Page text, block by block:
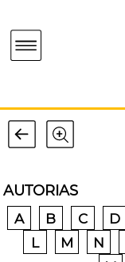
AUTORIAS
A B C D
L
M N